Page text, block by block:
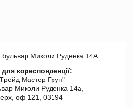
бульвар Миколи Руденка 14А
кореспонденції:
Мастер Груп"
Миколи Руденка 14а,
оф 121, 03194